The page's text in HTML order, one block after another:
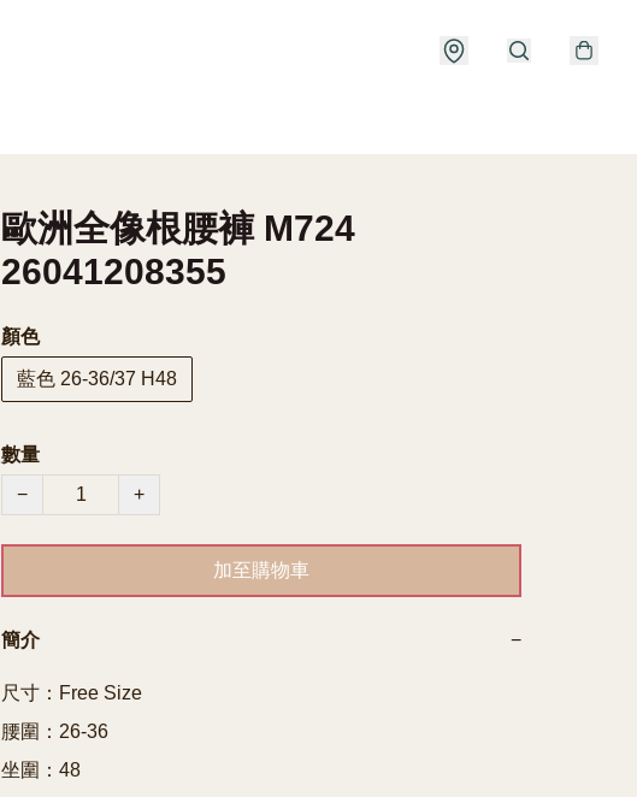
歐洲全像根腰褲 M724
26041208355
顏色
藍色 26-36/37 H48
數量
−
+
加至購物車
簡介 −
尺寸：Free Size
腰圍：26-36
坐圍：48